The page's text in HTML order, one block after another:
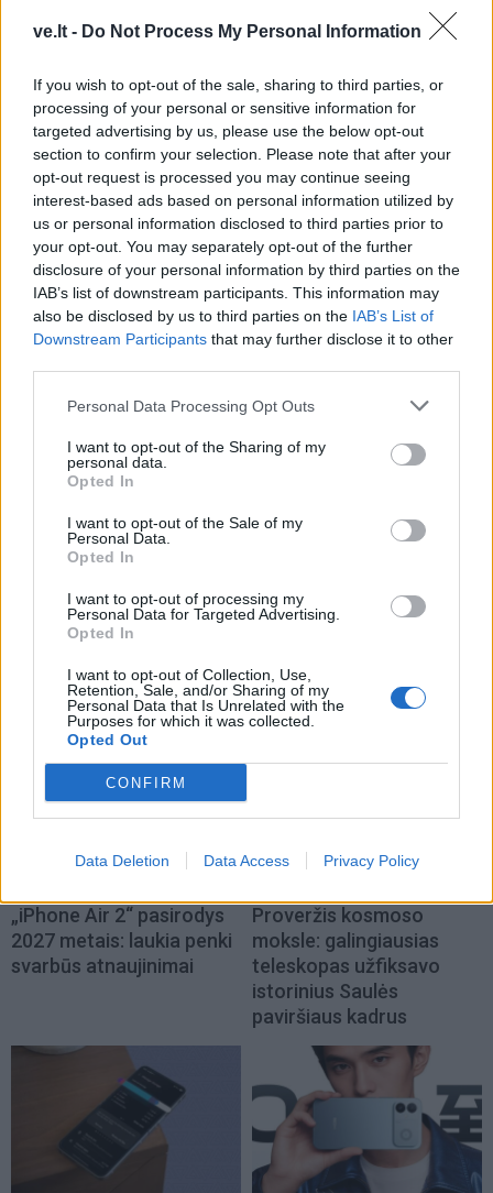
ve.lt - Do Not Process My Personal Information
If you wish to opt-out of the sale, sharing to third parties, or
processing of your personal or sensitive information for
targeted advertising by us, please use the below opt-out
section to confirm your selection. Please note that after your
opt-out request is processed you may continue seeing
interest-based ads based on personal information utilized by
us or personal information disclosed to third parties prior to
your opt-out. You may separately opt-out of the further
disclosure of your personal information by third parties on the
IAB’s list of downstream participants. This information may
also be disclosed by us to third parties on the IAB’s List of
Downstream Participants that may further disclose it to other
Personal Data Processing Opt Outs
I want to opt-out of the Sharing of my
personal data.
Opted In
I want to opt-out of the Sale of my
Personal Data.
Opted In
I want to opt-out of processing my
Personal Data for Targeted Advertising.
Opted In
I want to opt-out of Collection, Use,
Retention, Sale, and/or Sharing of my
Personal Data that Is Unrelated with the
Purposes for which it was collected.
Opted Out
CONFIRM
Data Deletion Data Access Privacy Policy
Sutinku sutaisyklėmis
This site is protected by
reCAPTCHA and the Google
Privacy Policy and Terms of
Service apply.
TAIP PAT SKAITYKITE
„iPhone Air 2“ pasirodys
2027 metais: laukia penki
svarbūs atnaujinimai
Proveržis kosmoso
moksle: galingiausias
teleskopas užfiksavo
istorinius Saulės
paviršiaus kadrus